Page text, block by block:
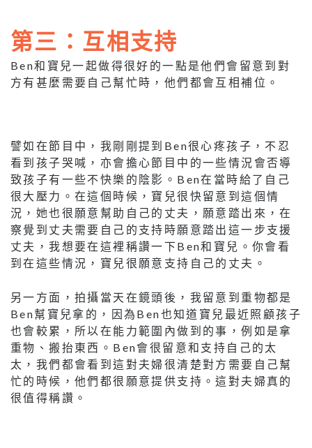
第三：互相支持
Ben和寶兒一起做得很好的一點是他們會留意到對
方有甚麼需要自己幫忙時，他們都會互相補位。
譬如在節目中，我剛剛提到Ben很心疼孩子，不忍
看到孩子哭喊，亦會擔心節目中的一些情況會否導
致孩子有一些不快樂的陰影。Ben在當時給了自己
很大壓力。在這個時候，寶兒很快留意到這個情
況，她也很願意幫助自己的丈夫，願意踏出來，在
察覺到丈夫需要自己的支持時願意踏出這一步支援
丈夫，我想要在這裡稱讚一下Ben和寶兒。你會看
到在這些情況，寶兒很願意支持自己的丈夫。
另一方面，拍攝當天在鏡頭後，我留意到重物都是
Ben幫寶兒拿的，因為Ben也知道寶兒最近照顧孩子
也會較累，所以在能力範圍內做到的事，例如是拿
重物、搬抬東西。Ben會很留意和支持自己的太
太，我們都會看到這對夫婦很清楚對方需要自己幫
忙的時候，他們都很願意提供支持。這對夫婦真的
很值得稱讚。